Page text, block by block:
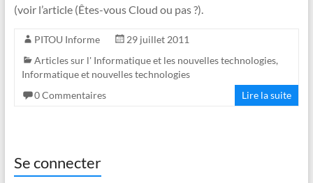
(voir l’article (Êtes-vous Cloud ou pas ?).
PITOU Informe
29 juillet 2011
Articles sur l' Informatique et les nouvelles technologies,
Informatique et nouvelles technologies
0 Commentaires
Lire la suite
Se connecter